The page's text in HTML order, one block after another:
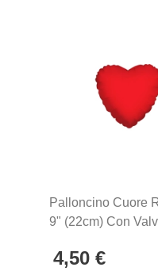
Palloncino Cuore
9" (22cm) Con
4,50 €